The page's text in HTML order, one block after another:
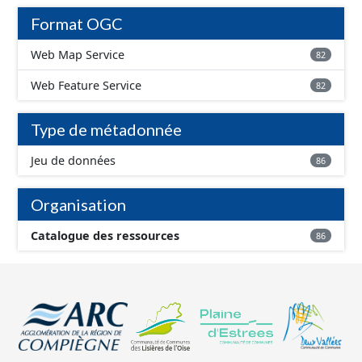
Format OGC
Web Map Service 82
Web Feature Service 82
Type de métadonnée
Jeu de données 86
Organisation
Catalogue des ressources 86